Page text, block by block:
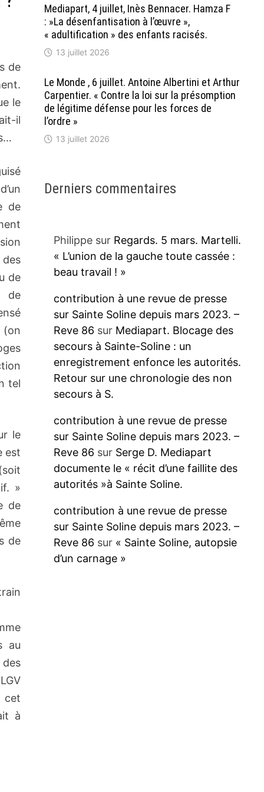
de
le
il
de
de
de
(on
tel
le
est
»
de
de
au
à
Mediapart, 4 juillet, Inès Bennacer. Hamza F
: »La désenfantisation à l’œuvre »,
« adultification » des enfants racisés.
13 juillet 2026
Le Monde , 6 juillet. Antoine Albertini et Arthur
Carpentier. « Contre la loi sur la présomption
de légitime défense pour les forces de
l’ordre »
13 juillet 2026
Derniers commentaires
Philippesur Regards. 5 mars. Martelli.
« L’union de la gauche toute cassée :
beau travail ! »
contribution à une revue de presse
sur Sainte Soline depuis mars 2023. –
Reve 86 sur Mediapart. Blocage des
secours à Sainte-Soline : un
enregistrement enfonce les autorités.
Retour sur une chronologie des non
secours à S.
contribution à une revue de presse
sur Sainte Soline depuis mars 2023. –
Reve 86 sur Serge D. Mediapart
documente le « récit d’une faillite des
autorités »à Sainte Soline.
contribution à une revue de presse
sur Sainte Soline depuis mars 2023. –
Reve 86 sur « Sainte Soline, autopsie
d’un carnage »